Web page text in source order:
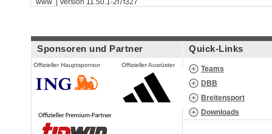
www | Version 11.50.1-2f7f327
Sponsoren und Partner
Offizieller Hauptsponsor Offizieller Ausrüster
Quick-Links
Teams
DBB
Breitensport
Downloads